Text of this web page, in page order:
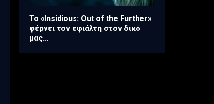
Το «Insidious: Out of the Further»
φέρνει τον εφιάλτη στον δικό
μας...